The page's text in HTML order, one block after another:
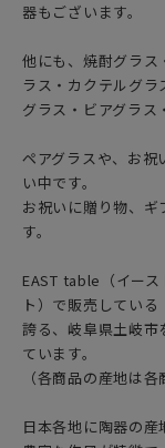
器もございます。
他にも、焼酎グラ
ラス・カクテルグ
グラス・ビアグラス
ペアグラスや、お祝
い中です。
お祝いに贈り物、
す。
EAST table（イー
ト）で販売してい
誇る、岐阜県土岐市
ています。
（各商品の産地は
日本各地に陶器の